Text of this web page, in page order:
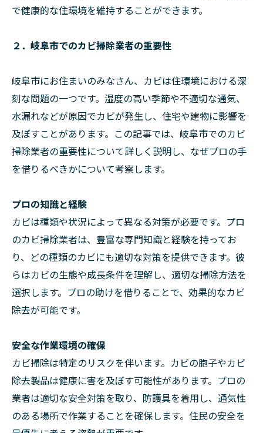
で健康的な住環境を維持することができます。
２．岐阜市でのカビ掃除業者の重要性
岐阜市にお住まいのみなさん、カビは住環境における深
刻な問題の一つです。湿度の高い季節や不適切な通気、
水漏れなどが原因でカビが発生し、住宅や建物に影響を
及ぼすことがあります。この記事では、岐阜市でのカビ
掃除業者の重要性について詳しく説明し、なぜプロの手
を借りるべきかについて考察します。
プロの知識と経験
カビは種類や状況によって異なる対策が必要です。プロ
のカビ掃除業者は、豊富な専門知識と経験を持ってお
り、どの種類のカビにも適切な対策を提供できます。彼
らはカビの生態や成長条件を理解し、適切な掃除方法を
選択します。プロの助けを借りることで、効果的なカビ
除去が可能です。
安全な作業環境の確保
カビ掃除は特定のリスクを伴います。カビの胞子やカビ
除去製品は健康に害を及ぼす可能性があります。プロの
業者は適切な安全対策を取り、防護具を着用し、通気性
のある場所で作業することを確保します。住民の安全を